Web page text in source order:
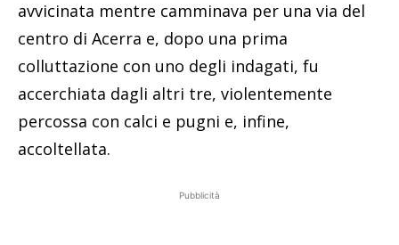
avvicinata mentre camminava per una via del
centro di Acerra e, dopo una prima
colluttazione con uno degli indagati, fu
accerchiata dagli altri tre, violentemente
percossa con calci e pugni e, infine,
accoltellata.
Pubblicità